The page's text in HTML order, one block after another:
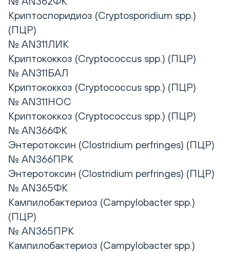
Криптоспоридиоз (Cryptosporidium spp.)
(ПЦР)
№ AN311ЛИК
Криптококкоз (Cryptococcus spp.) (ПЦР)
№ AN311БАЛ
Криптококкоз (Cryptococcus spp.) (ПЦР)
№ AN311НОС
Криптококкоз (Cryptococcus spp.) (ПЦР)
№ AN366ФК
Энтеротоксин (Clostridium perfringes) (ПЦР)
№ AN366ПРК
Энтеротоксин (Clostridium perfringes) (ПЦР)
№ AN365ФК
Кампилобактериоз (Campylobacter spp.)
(ПЦР)
№ AN365ПРК
Кампилобактериоз (Campylobacter spp.)